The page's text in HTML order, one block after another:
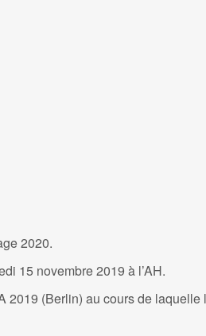
2020.
15 novembre 2019 à l’AH.
2019 (Berlin) au cours de